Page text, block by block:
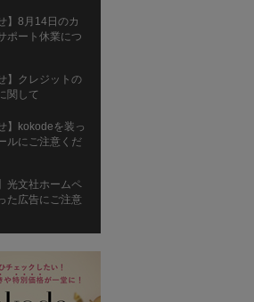
】8月14日のカ
ポート休業につ
】クレジットの
関して
】kokodeを装っ
ルにご注意くだ
光文社ホームペ
た広告にご注意